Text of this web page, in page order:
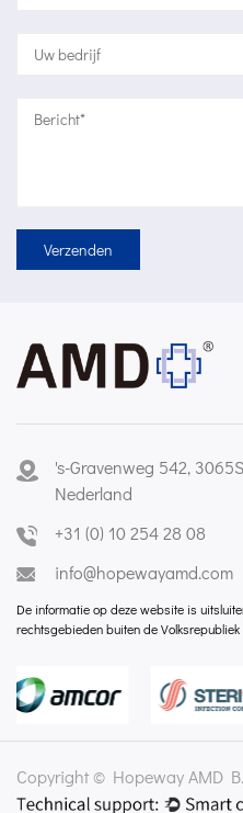
's-Gravenweg 542,
Nederland
+31 (0) 10 254 28 08
info@hopewayamd.com
De informatie op deze website is
rechtsgebieden buiten de Volksrepubliek
Copyright © Hopeway AMD